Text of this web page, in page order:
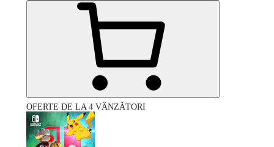
OFERTE DE LA 4 VÂNZĂTORI